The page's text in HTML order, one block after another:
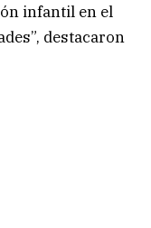
infantil en el
destacaron